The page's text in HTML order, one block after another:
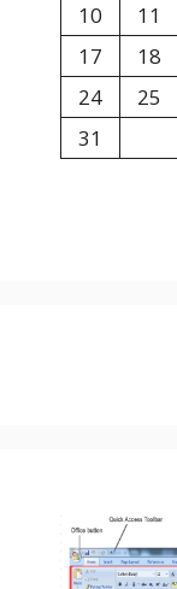
10
11
17
18
24
25
31